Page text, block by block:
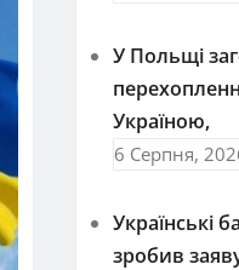
У Польщі
Україною,
6 Серпня,
Українські
зробив